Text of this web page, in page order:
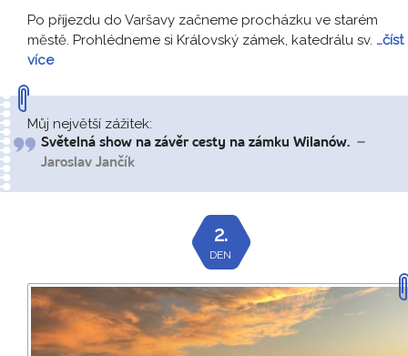
Po příjezdu do Varšavy začneme procházku ve starém
městě. Prohlédneme si Královský zámek, katedrálu sv. …číst
více
Můj největší zážitek:
Světelná show na závěr cesty na zámku Wilanów. –
Jaroslav Jančík
2.
DEN